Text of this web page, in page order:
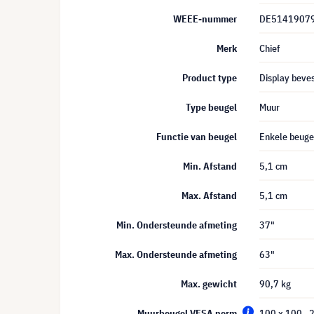
WEEE-nummer
Merk Chief
Product type Display
Type beugel Muur
Functie van beugel Enkele
Min. Afstand 5,1 cm
Max. Afstand 5,1 cm
Min. Ondersteunde afmeting 37"
Max. Ondersteunde afmeting 63"
Max. gewicht 90,7 kg